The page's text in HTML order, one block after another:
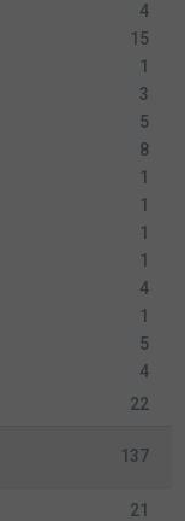
4
15
1
3
5
8
1
1
1
1
4
1
5
4
22
137
21